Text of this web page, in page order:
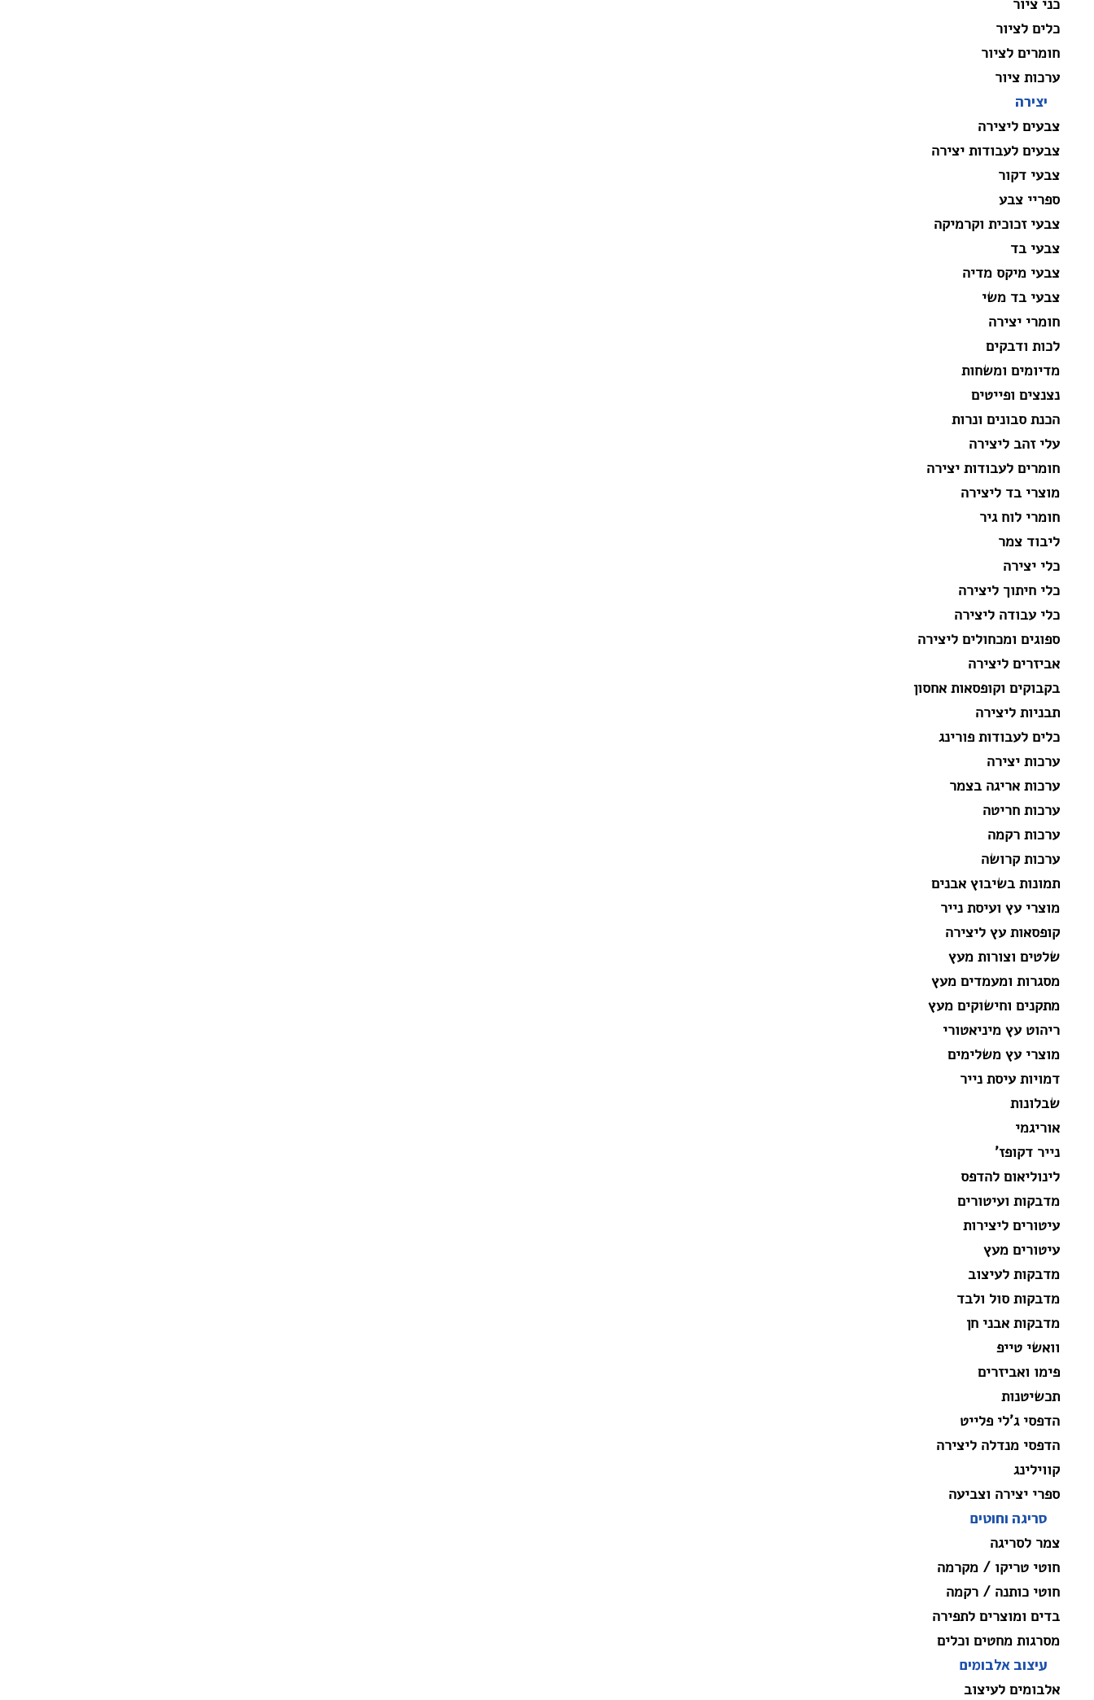
כני ציור
כלים לציור
חומרים לציור
ערכות ציור
יצירה
צבעים ליצירה
צבעים לעבודות יצירה
צבעי דקור
ספריי צבע
צבעי זכוכית וקרמיקה
צבעי בד
צבעי מיקס מדיה
צבעי בד משי
חומרי יצירה
לכות ודבקים
מדיומים ומשחות
נצנצים ופייטים
הכנת סבונים ונרות
עלי זהב ליצירה
חומרים לעבודות יצירה
מוצרי בד ליצירה
חומרי לוח גיר
ליבוד צמר
כלי יצירה
כלי חיתוך ליצירה
כלי עבודה ליצירה
ספוגים ומכחולים ליצירה
אביזרים ליצירה
בקבוקים וקופסאות אחסון
תבניות ליצירה
כלים לעבודות פורינג
ערכות יצירה
ערכות אריגה בצמר
ערכות חריטה
ערכות רקמה
ערכות קרושה
תמונות בשיבוץ אבנים
מוצרי עץ ועיסת נייר
קופסאות עץ ליצירה
שלטים וצורות מעץ
מסגרות ומעמדים מעץ
מתקנים וחישוקים מעץ
ריהוט עץ מיניאטורי
מוצרי עץ משלימים
דמויות עיסת נייר
שבלונות
אוריגמי
נייר דקופז'
לינוליאום להדפס
מדבקות ועיטורים
עיטורים ליצירות
עיטורים מעץ
מדבקות לעיצוב
מדבקות סול ולבד
מדבקות אבני חן
וואשי טייפ
פימו ואביזרים
תכשיטנות
הדפסי ג'לי פלייט
הדפסי מנדלה ליצירה
קווילינג
ספרי יצירה וצביעה
סריגה וחוטים
צמר לסריגה
חוטי טריקו / מקרמה
חוטי כותנה / רקמה
בדים ומוצרים לתפירה
מסרגות מחטים וכלים
עיצוב אלבומים
אלבומים לעיצוב